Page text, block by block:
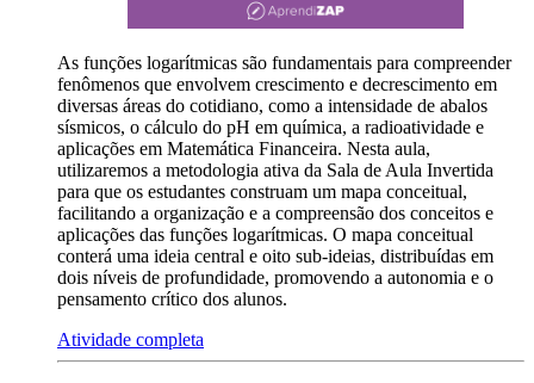
As funções logarítmicas são fundamentais para compreender
fenômenos que envolvem crescimento e decrescimento em
diversas áreas do cotidiano, como a intensidade de abalos
sísmicos, o cálculo do pH em química, a radioatividade e
aplicações em Matemática Financeira. Nesta aula,
utilizaremos a metodologia ativa da Sala de Aula Invertida
para que os estudantes construam um mapa conceitual,
facilitando a organização e a compreensão dos conceitos e
aplicações das funções logarítmicas. O mapa conceitual
conterá uma ideia central e oito sub-ideias, distribuídas em
dois níveis de profundidade, promovendo a autonomia e o
pensamento crítico dos alunos.
Atividade completa